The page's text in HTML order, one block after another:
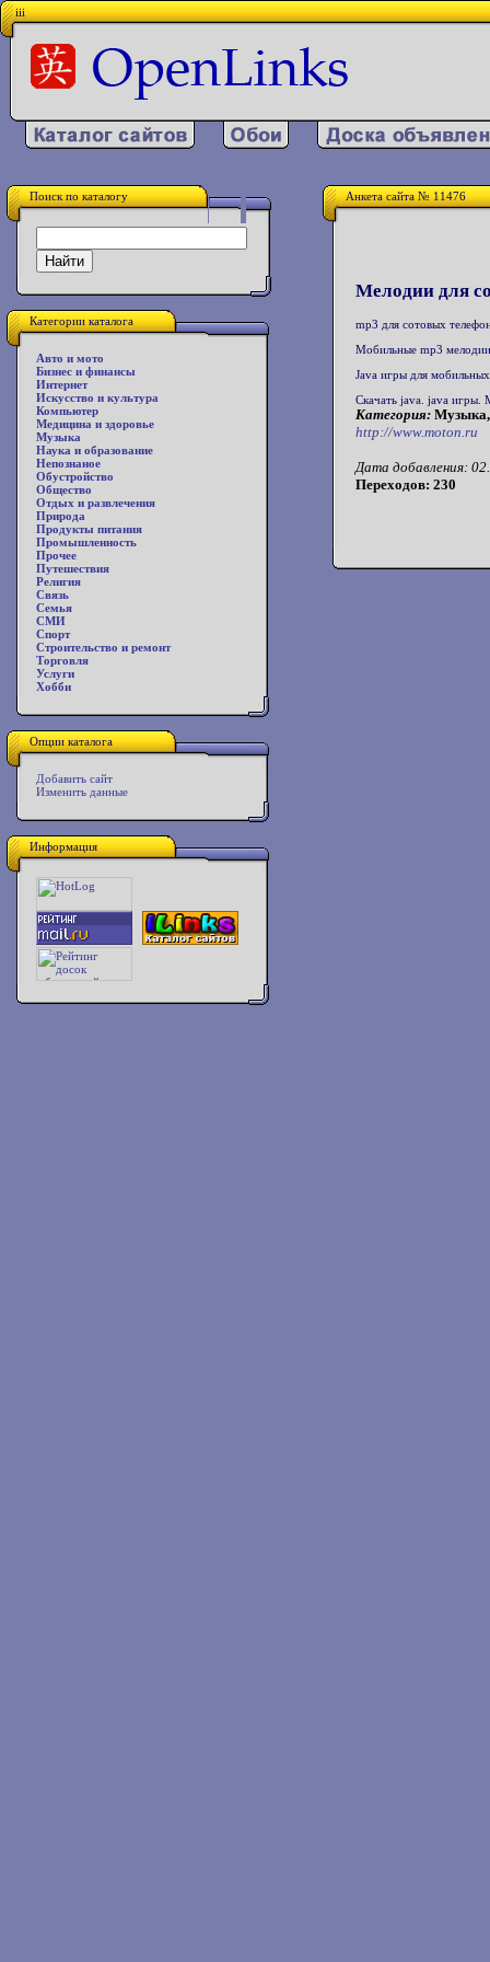
iii
Поиск по каталогу
Категории каталога
Авто и мото
Бизнес и финансы
Интернет
Искусство и культура
Компьютер
Медицина и здоровье
Музыка
Наука и образование
Непознаное
Обустройство
Общество
Отдых и развлечения
Природа
Продукты питания
Промышленность
Прочее
Путешествия
Религия
Связь
Семья
СМИ
Спорт
Строительство и ремонт
Торговля
Услуги
Хобби
Опции каталога
Добавить сайт
Изменить данные
Информация
Анкета сайта № 11476
Мелодии для
mp3 для сотовых
Мобильные mp3
Java игры для
Скачать java. java игры.
Категория:
http://www.moton.ru
Дата добавления:
Переходов: 230